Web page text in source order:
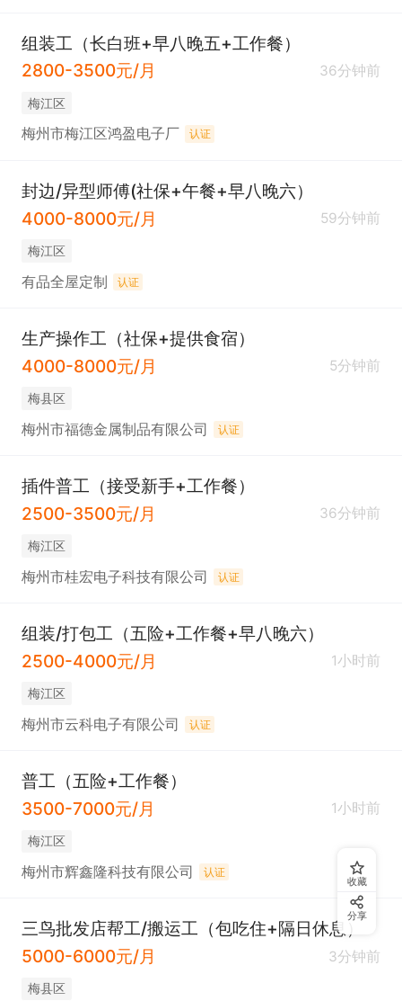
组装工（长白班+早八晚五+工作餐）
2800-3500元/月
36分钟前
梅江区
梅州市梅江区鸿盈电子厂 认证
封边/异型师傅(社保+午餐+早八晚六）
4000-8000元/月
59分钟前
梅江区
有品全屋定制 认证
生产操作工（社保+提供食宿）
4000-8000元/月
5分钟前
梅县区
梅州市福德金属制品有限公司 认证
插件普工（接受新手+工作餐）
2500-3500元/月
36分钟前
梅江区
梅州市桂宏电子科技有限公司 认证
组装/打包工（五险+工作餐+早八晚六）
2500-4000元/月
1小时前
梅江区
梅州市云科电子有限公司 认证
普工（五险+工作餐）
3500-7000元/月
1小时前
梅江区
梅州市辉鑫隆科技有限公司 认证
三鸟批发店帮工/搬运工（包吃住+隔日休息）
5000-6000元/月
3分钟前
梅县区
收藏
分享